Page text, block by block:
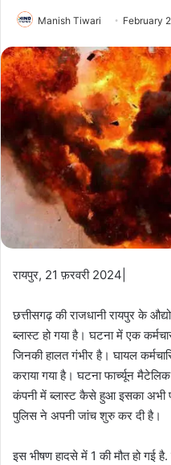
Manish Tiwari February
रायपुर, 21 फ़रवरी 2024|
छत्तीसगढ़ की राजधानी रायपुर के
ब्लास्ट हो गया है। घटना में एक
जिनकी हालत गंभीर है। घायल
कराया गया है। घटना फार्च्यून
कंपनी में ब्लास्ट कैसे हुआ इसका अभी
पुलिस ने अपनी जांच शुरु कर दी है।
इस भीषण हादसे में 1 की मौत हो गई